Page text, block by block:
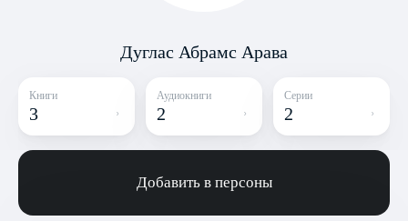
Дуглас Абрамс Арава
Книги
3
Аудиокниги
2
Серии
2
Добавить в персоны